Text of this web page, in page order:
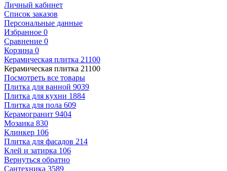
Личный кабинет
Список заказов
Персональные данные
Избранное 0
Сравнение 0
Корзина 0
Керамическая плитка 21100
Керамическая плитка 21100
Посмотреть все товары
Плитка для ванной 9039
Плитка для кухни 1884
Плитка для пола 609
Керамогранит 9404
Мозаика 830
Клинкер 106
Плитка для фасадов 214
Клей и затирка 106
Вернуться обратно
Сантехника 3589